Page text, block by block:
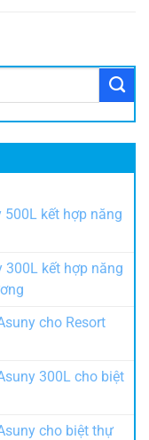
kết hợp năng
300L kết hợp năng
cho Resort
300L cho biệt
cho biệt thự